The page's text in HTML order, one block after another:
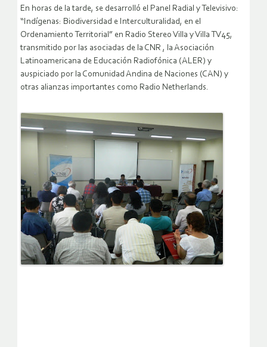
En horas de la tarde, se desarrolló el Panel Radial y Televisivo:
“Indígenas: Biodiversidad e Interculturalidad, en el
Ordenamiento Territorial” en Radio Stereo Villa y Villa TV45,
transmitido por las asociadas de la CNR , la Asociación
Latinoamericana de Educación Radiofónica (ALER) y
auspiciado por la Comunidad Andina de Naciones (CAN) y
otras alianzas importantes como Radio Netherlands.